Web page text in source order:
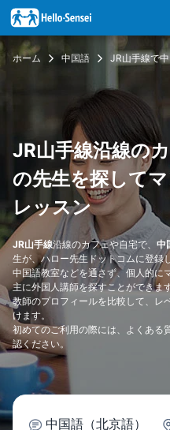
イ
ン
コ
ン
ホーム 中国語 JR山手線で
JR山手線沿線の
の先生を探して
レッスン
JR山手線沿線のカフェや自宅で、 中
生が、ハロー先生ドットコムに登録
中国語教室などを通さず、個人的に
主に外国人講師を探すことができま
教師のプロフィールを比較して、レ
けます。
初めてのご利用の際には、 よくある
認ください。
中国語（北京語）